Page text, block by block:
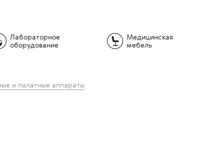
Лабораторное
оборудование
Медицинская
мебель
и палатные аппараты